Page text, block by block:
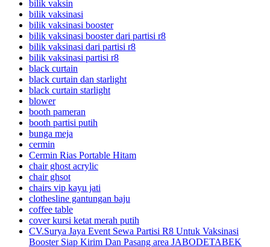
bilik vaksin
bilik vaksinasi
bilik vaksinasi booster
bilik vaksinasi booster dari partisi r8
bilik vaksinasi dari partisi r8
bilik vaksinasi partisi r8
black curtain
black curtain dan starlight
black curtain starlight
blower
booth pameran
booth partisi putih
bunga meja
cermin
Cermin Rias Portable Hitam
chair ghost acrylic
chair ghsot
chairs vip kayu jati
clothesline gantungan baju
coffee table
cover kursi ketat merah putih
CV.Surya Jaya Event Sewa Partisi R8 Untuk Vaksinasi
Booster Siap Kirim Dan Pasang area JABODETABEK